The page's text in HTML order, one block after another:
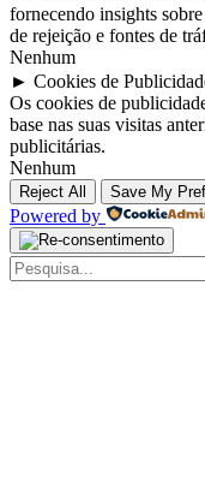
fornecendo insights
de rejeição e fontes de
Nenhum
► Cookies de
Os cookies de
base nas suas visitas
publicitárias.
Nenhum
Reject All Save My
Powered by